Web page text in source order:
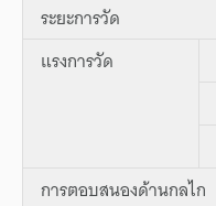
ระยะการวัด
แรงการวัด
การตอบสนองด้านกลไก